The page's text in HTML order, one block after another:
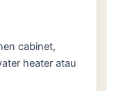
cabinet,
heater atau